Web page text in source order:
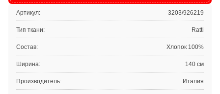
Артикул: 3203/926219
Тип ткани: Ratti
Состав: Хлопок 100%
Ширина: 140 см
Производитель: Италия